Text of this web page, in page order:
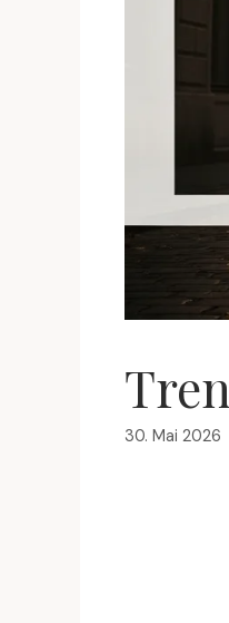
30. Mai 2026